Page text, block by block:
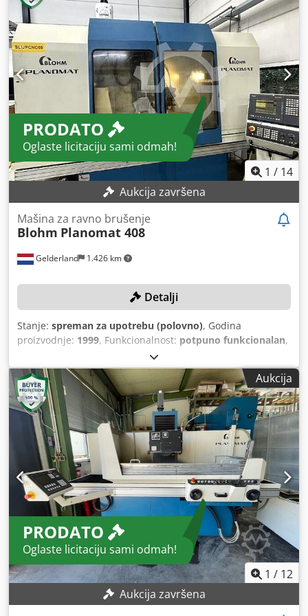
859mm/300mm, obrtaji vretena za brušenje: 2800o/min,
spoljašnji prečnik brusnog točka min./max.:
400mm/165mm, prečnik otvora za 400mm: 127mm.
Dimenzije mašine X/Y: cca. 1100mm/1100mm, težina: cca.
3100kg. Dokumentacija dostupna. Moguć pregled na licu
mesta. Codpfxjx Tul Uo Anvoha
PRODATO
Oglaste licitaciju sami odmah!
1 / 14
Aukcija završena
Gelderland 1.426 km
Mašina za ravno brušenje
Blohm Planomat 408
Detalji
Stanje: spreman za upotrebu (polovno), Godina
proizvodnje: 1999, Funkcionalnost: potpuno funkcionalan,
, prečnik brusnog točka:
udaljenost pomeranja ose X:900 mm, Y osa hod:550 mm,
radni hod Z-ose: 360 mm, brzina obrtanja brusnog
vretena:3.400 o/min, TEHNIČKI DETALJI Hod X ose: 900
mm Hod Y ose: 550 mm Hod Z ose: 360 mm Širina stola:
790 mm Dubina stola: 380 mm Maks. prečnik brusnog
točka: 400 mm Maks. broj obrtaja glavnog vretena: 3.400
o/min OPREMA CE oznaka Dokumentacija Chjdsyuamxepfx
Anvea
Aukcija
PRODATO
Oglaste licitaciju sami odmah!
1 / 12
Aukcija završena